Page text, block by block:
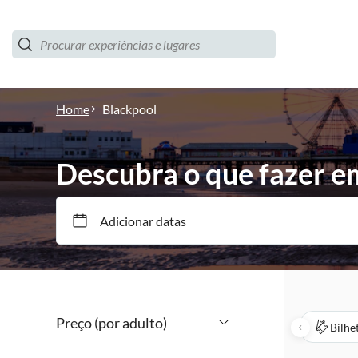
Home Blackpool
Descubra o que fazer
Adicionar datas
Preço (por adulto)